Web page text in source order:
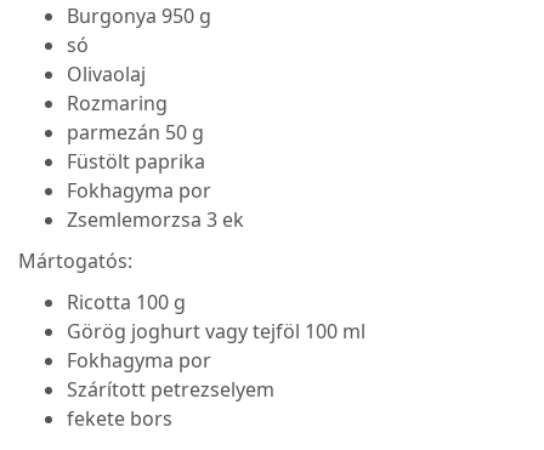
Burgonya 950 g
só
Olivaolaj
Rozmaring
parmezán 50 g
Füstölt paprika
Fokhagyma por
Zsemlemorzsa 3 ek
Mártogatós:
Ricotta 100 g
Görög joghurt vagy tejföl 100 ml
Fokhagyma por
Szárított petrezselyem
fekete bors